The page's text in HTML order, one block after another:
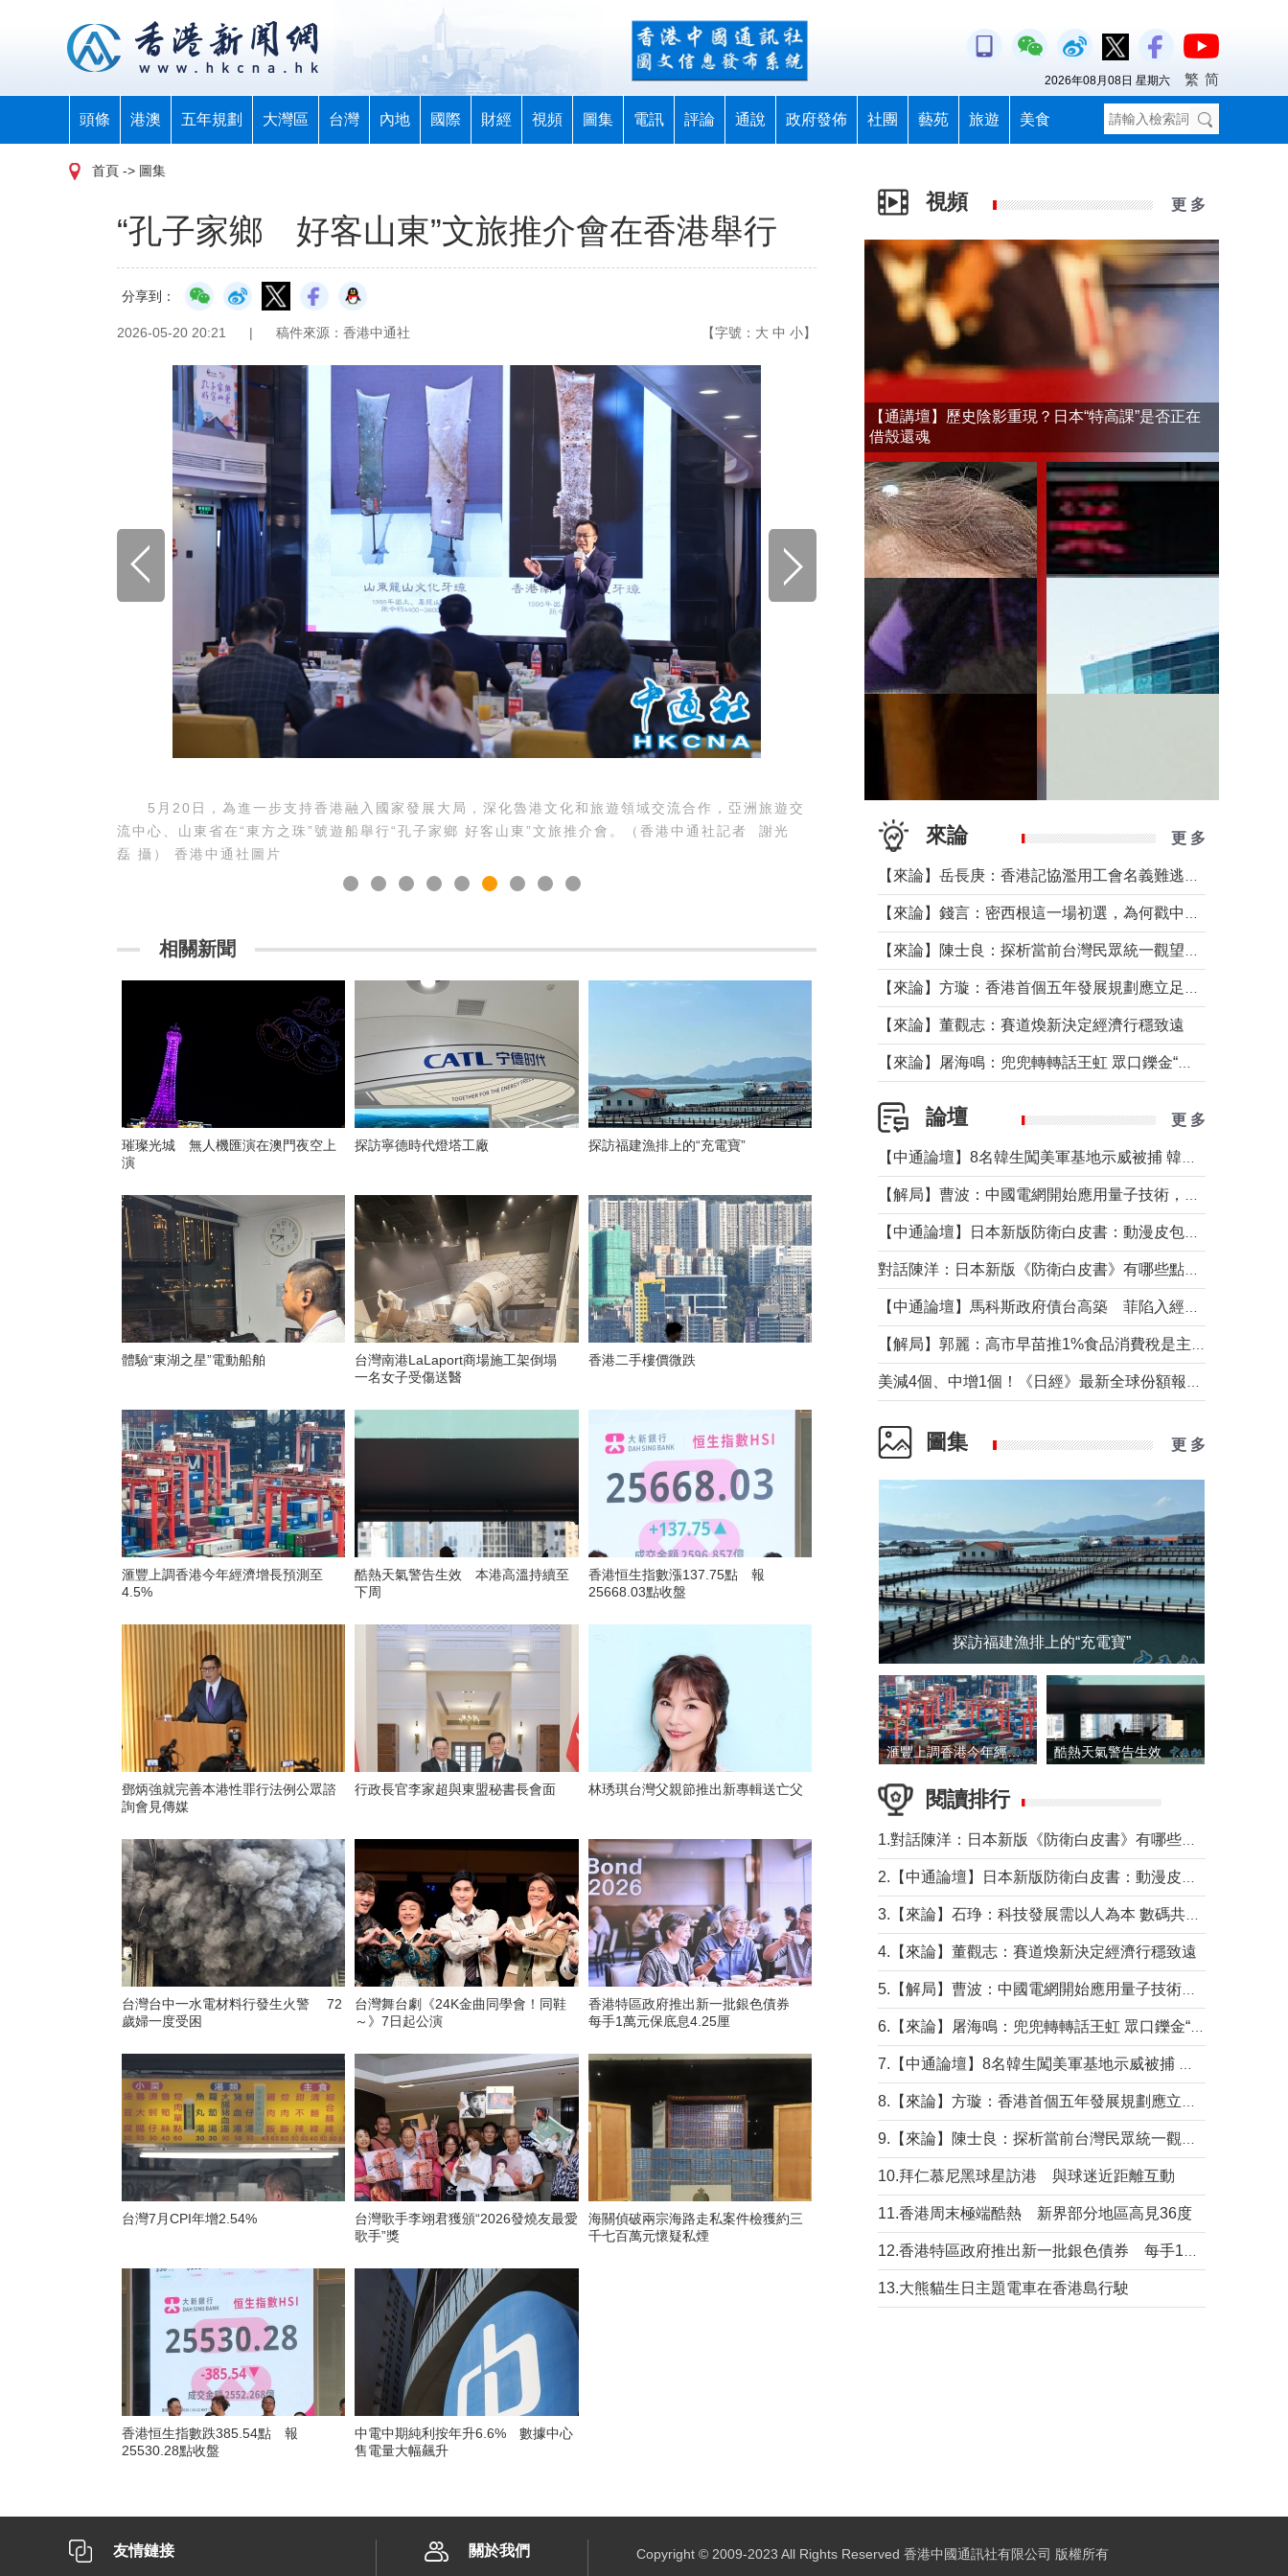
頭條 港澳 五年規劃 大灣區 台灣 內地 國際 財經 視頻 圖集 電訊 評論 通說 政府發佈 社團 藝苑 旅遊 美食
2026年08月08日 星期六 繁 简
首頁 -> 圖集
“孔子家鄉 好客山東”文旅推介會在香港舉行
分享到：
2026-05-20 20:21 | 稿件來源：香港中通社 【字號： 大 中 小】
5月20日，為進一步支持香港融入國家發展大局，深化魯港文化和旅遊領域交流合作，亞洲旅遊交
流中心、山東省在“東方之珠”號遊船舉行“孔子家鄉 好客山東”文旅推介會。（香港中通社記者 謝光
磊 攝） 香港中通社圖片
相關新聞
璀璨光城 無人機匯演在澳門夜空上
演
探訪寧德時代燈塔工廠 探訪福建漁排上的“充電寶”
體驗“東湖之星”電動船舶
台灣南港LaLaport商場施工架倒塌
一名女子受傷送醫
香港二手樓價微跌
滙豐上調香港今年經濟增長預測至
4.5%
酷熱天氣警告生效 本港高溫持續至
下周
香港恒生指數漲137.75點 報
25668.03點收盤
鄧炳強就完善本港性罪行法例公眾諮
詢會見傳媒
行政長官李家超與東盟秘書長會面 林琇琪台灣父親節推出新專輯送亡父
台灣台中一水電材料行發生火警 72
歲婦一度受困
台灣舞台劇《24K金曲同學會！同鞋
～》7日起公演
香港特區政府推出新一批銀色債券
每手1萬元保底息4.25厘
台灣7月CPI年增2.54%
台灣歌手李翊君獲頒“2026發燒友最愛
歌手”獎
海關偵破兩宗海路走私案件檢獲約三
千七百萬元懷疑私煙
香港恒生指數跌385.54點 報
25530.28點收盤
中電中期純利按年升6.6% 數據中心
售電量大幅飆升
視頻 更 多
【通講壇】歷史陰影重現？日本“特高課”是否正在
借殼還魂
來論 更 多
【來論】董觀志：賽道煥新決定經濟行穩致遠
論壇 更 多
圖集 更 多
探訪福建漁排上的“充電寶”
滙豐上調香港今年經濟增長預測至4.5% 酷熱天氣警告生效 本港高溫持續至下周
閱讀排行
4.【來論】董觀志：賽道煥新決定經濟行穩致遠
10.拜仁慕尼黑球星訪港 與球迷近距離互動
11.香港周末極端酷熱 新界部分地區高見36度
13.大熊貓生日主題電車在香港島行駛
友情鏈接 關於我們 Copyright © 2009-2023 All Rights Reserved 香港中國通訊社有限公司 版權所有